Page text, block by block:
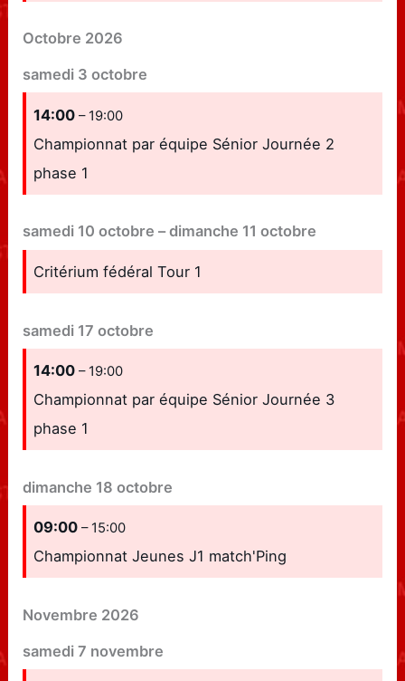
Octobre 2026
samedi 3 octobre
14:00– 19:00
Championnat par équipe Sénior Journée 2
phase 1
samedi 10 octobre –dimanche 11 octobre
Critérium fédéral Tour 1
samedi 17 octobre
14:00– 19:00
Championnat par équipe Sénior Journée 3
phase 1
dimanche 18 octobre
09:00– 15:00
Championnat Jeunes J1 match'Ping
Novembre 2026
samedi 7 novembre